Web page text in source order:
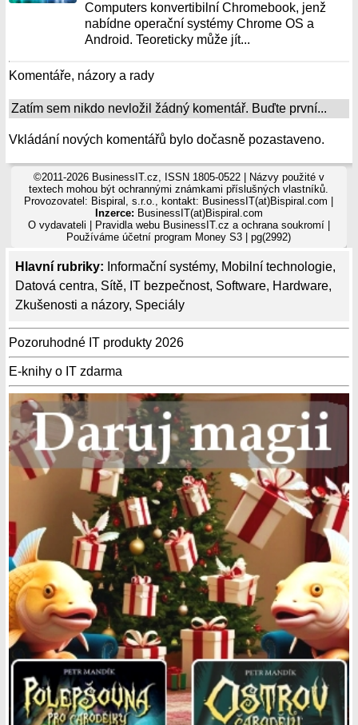
Hlavní rubriky: Informační systémy, Mobilní technologie,
Datová centra, Sítě, IT bezpečnost, Software, Hardware,
Zkušenosti a názory, Speciály
Pozoruhodné IT produkty 2026
E-knihy o IT zdarma
Computers konvertibilní Chromebook, jenž
nabídne operační systémy Chrome OS a
Android. Teoreticky může jít...
Komentáře, názory a rady
Zatím sem nikdo nevložil žádný komentář. Buďte první...
Vkládání nových komentářů bylo dočasně pozastaveno.
©2011-2026 BusinessIT.cz, ISSN 1805-0522 | Názvy použité v
textech mohou být ochrannými známkami příslušných vlastníků.
Provozovatel: Bispiral, s.r.o., kontakt: BusinessIT(at)Bispiral.com |
Inzerce: BusinessIT(at)Bispiral.com
O vydavateli
Pravidla webu BusinessIT.cz a ochrana soukromí|
Používámeúčetní program Money S3 | pg(2992)